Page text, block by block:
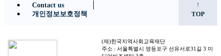
Contact us
개인정보보호정책
↑
TOP
(재)한국지역사회교육재단
주소 : 서울특별시 영등포구 선유서로31길 3 미